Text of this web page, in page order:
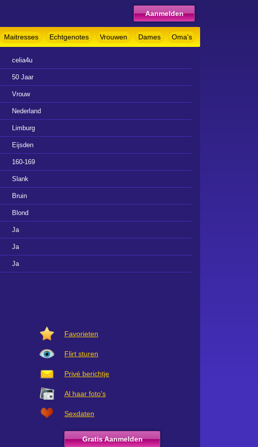
Aanmelden
Maitresses Echtgenotes Vrouwen Dames Oma's
celia4u
50 Jaar
Vrouw
Nederland
Limburg
Eijsden
160-169
Slank
Bruin
Blond
Ja
Ja
Ja
Favorieten
Flirt sturen
Privé berichtje
Al haar foto's
Sexdaten
Gratis Aanmelden